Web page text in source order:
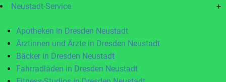
Neustadt-Service +
Apotheken in Dresden Neustadt
Ärztinnen und Ärzte in Dresden Neustadt
Bäcker in Dresden Neustadt
Fahrradläden in Dresden Neustadt